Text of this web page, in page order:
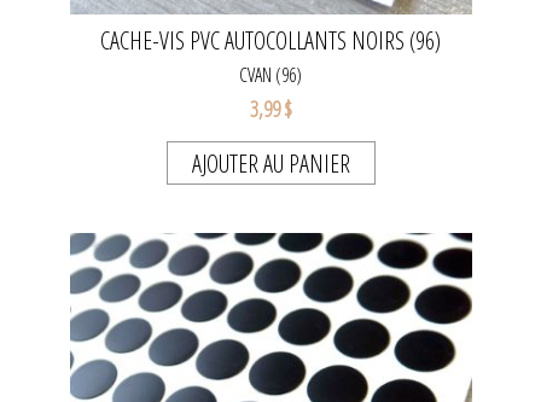
CACHE-VIS PVC AUTOCOLLANTS NOIRS (96)
CVAN (96)
3,99 $
AJOUTER AU PANIER